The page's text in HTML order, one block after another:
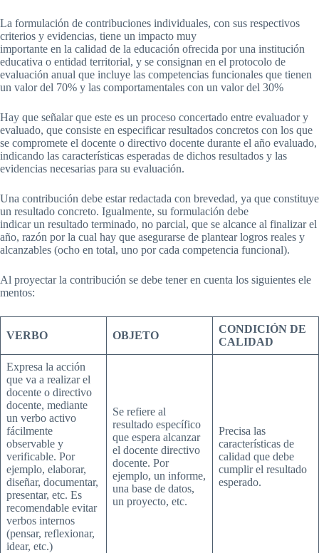
La formulación de contribuciones individuales, con sus respectivos
criterios y evidencias, tiene un impacto muy
importante en la calidad de la educación ofrecida por una institución
educativa o entidad territorial, y se consignan en el protocolo de
evaluación anual que incluye las competencias funcionales que tienen
un valor del 70% y las comportamentales con un valor del 30%
Hay que señalar que este es un proceso concertado entre evaluador y
evaluado, que consiste en especificar resultados concretos con los que
se compromete el docente o directivo docente durante el año evaluado,
indicando las características esperadas de dichos resultados y las
evidencias necesarias para su evaluación.
Una contribución debe estar redactada con brevedad, ya que constituye
un resultado concreto. Igualmente, su formulación debe
indicar un resultado terminado, no parcial, que se alcance al finalizar el
año, razón por la cual hay que asegurarse de plantear logros reales y
alcanzables (ocho en total, uno por cada competencia funcional).
Al proyectar la contribución se debe tener en cuenta los siguientes ele
mentos:
VERBO OBJETO
CONDICIÓN DE
CALIDAD
Expresa la acción
que va a realizar el
docente o directivo
docente, mediante
un verbo activo
fácilmente
observable y
verificable. Por
ejemplo, elaborar,
diseñar, documentar,
presentar, etc. Es
recomendable evitar
verbos internos
(pensar, reflexionar,
idear, etc.)
Se refiere al
resultado específico
que espera alcanzar
el docente directivo
docente. Por
ejemplo, un informe,
una base de datos,
un proyecto, etc.
Precisa las
características de
calidad que debe
cumplir el resultado
esperado.